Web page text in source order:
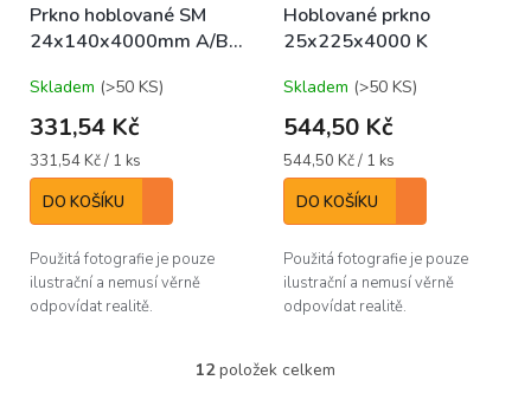
Prkno hoblované SM
24x140x4000mm A/B
Skladem (>50 KS)
331,54 Kč
Měrná
cena:
331,54 Kč / 1 ks
DO KOŠÍKU
Použitá fotografie je pouze
ilustrační a nemusí věrně
odpovídat realitě.
Hoblované prkno
25x225x4000 K
Skladem (>50 KS)
544,50 Kč
Měrná
cena:
544,50 Kč / 1 ks
DO KOŠÍKU
Použitá fotografie je pouze
ilustrační a nemusí věrně
odpovídat realitě.
O
12položek celkem